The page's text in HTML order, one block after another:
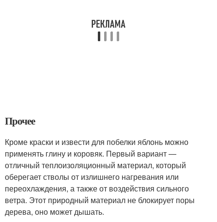
Прочее
Кроме краски и извести для побелки яблонь можно
применять глину и коровяк. Первый вариант —
отличный теплоизоляционный материал, который
оберегает стволы от излишнего нагревания или
переохлаждения, а также от воздействия сильного
ветра. Этот природный материал не блокирует поры
дерева, оно может дышать.